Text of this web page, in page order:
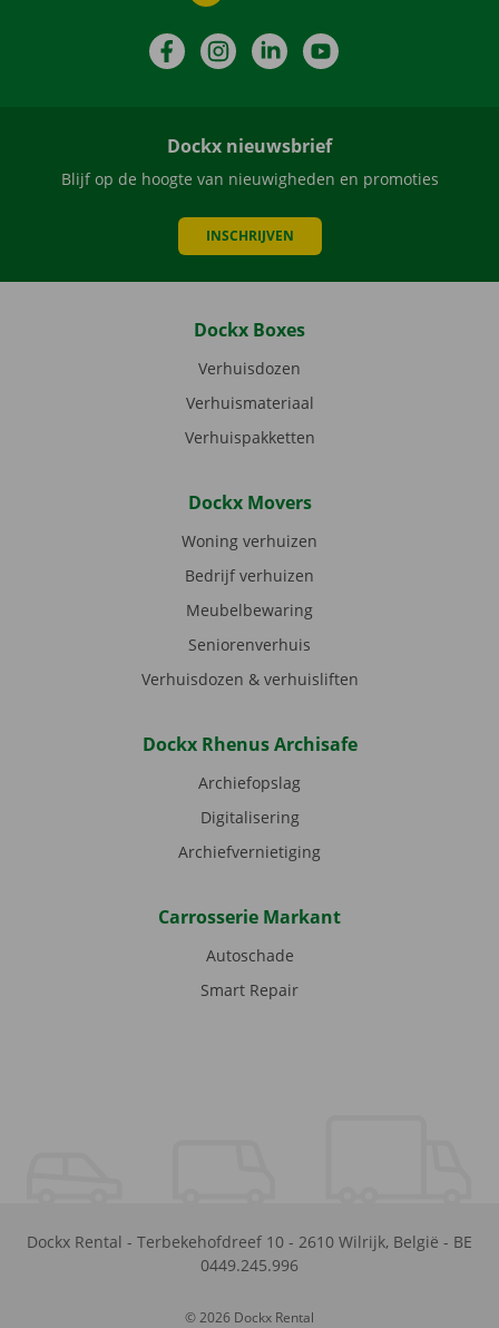
FacebookInstagramLinkedIn
Dockx nieuwsbrief
Blijf op de hoogte van nieuwigheden en promoties
INSCHRIJVEN
Dockx Boxes
Verhuisdozen
Verhuismateriaal
Verhuispakketten
Dockx Movers
Woning verhuizen
Bedrijf verhuizen
Meubelbewaring
Seniorenverhuis
Verhuisdozen & verhuisliften
Dockx Rhenus Archisafe
Archiefopslag
Digitalisering
Archiefvernietiging
Carrosserie Markant
Autoschade
Smart Repair
Dockx Rental - Terbekehofdreef 10 - 2610 Wilrijk, België - BE
0449.245.996
© 2026 Dockx Rental